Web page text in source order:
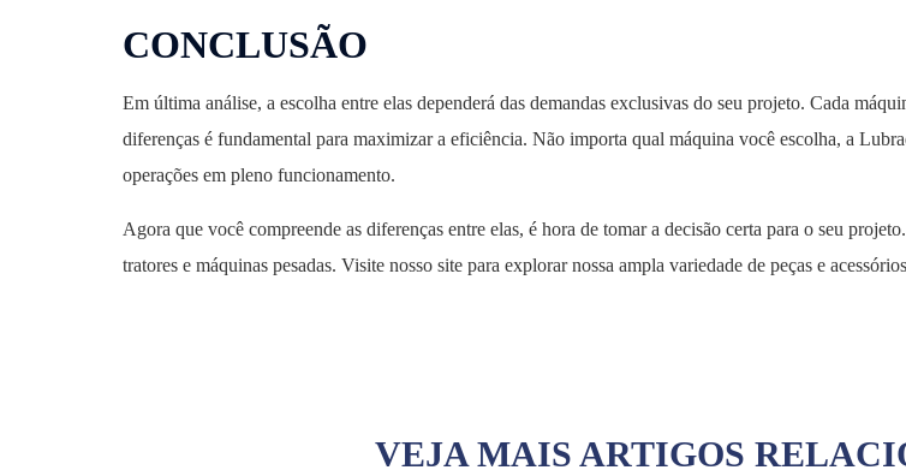
CONCLUSÃO
Em última análise, a escolha entre elas dependerá das demandas exclusivas do seu projeto. Cada
diferenças é fundamental para maximizar a eficiência. Não importa qual máquina você escolha, a
operações em pleno funcionamento.
Agora que você compreende as diferenças entre elas, é hora de tomar a decisão certa para o seu
tratores e máquinas pesadas. Visite nosso site para explorar nossa ampla variedade de peças e
VEJA MAIS ARTIGOS